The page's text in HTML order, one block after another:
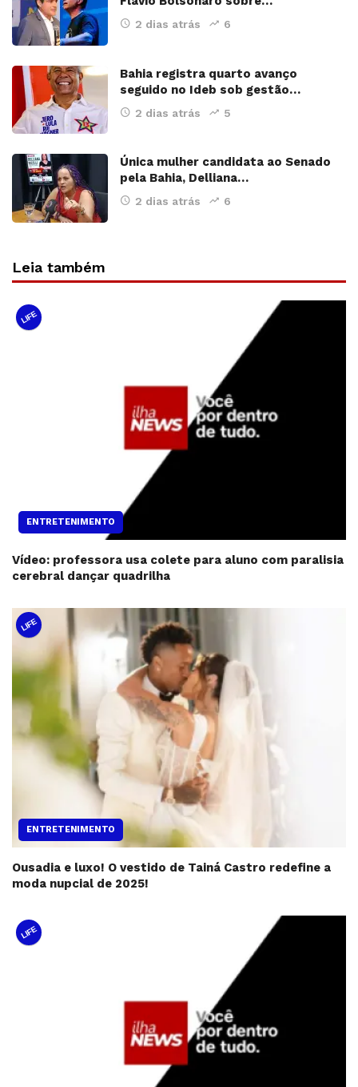
2 dias atrás 6
Bahia registra quarto avanço
seguido no Ideb sob gestão…
2 dias atrás 5
Única mulher candidata ao Senado
pela Bahia, Delliana…
2 dias atrás 6
Leia também
LIFE
ENTRETENIMENTO
Vídeo: professora usa colete para aluno com paralisia
cerebral dançar quadrilha
LIFE
ENTRETENIMENTO
Ousadia e luxo! O vestido de Tainá Castro redefine a
moda nupcial de 2025!
LIFE